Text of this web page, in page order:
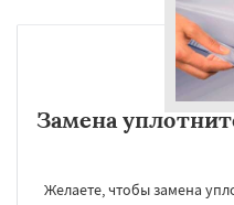
Замена
Желаете, чтобы замена